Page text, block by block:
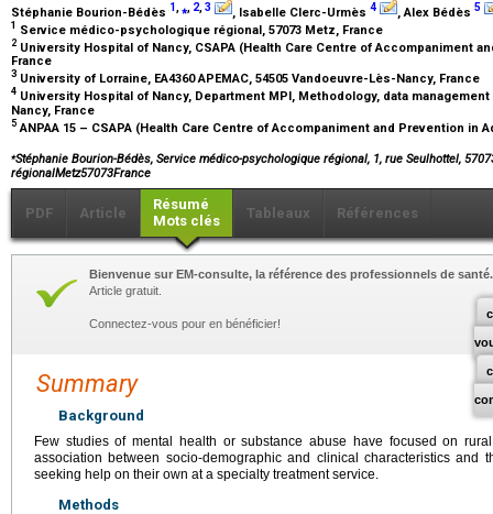
Stéphanie Bourion-Bédès 1,⁎, 2,3 , Isabelle Clerc-Urmès 4 , Alex Bédès 5
1 Service médico-psychologique régional, 57073 Metz, France
2 University Hospital of Nancy, CSAPA (Health Care Centre of Accompaniment
France
3 University of Lorraine, EA4360 APEMAC, 54505 Vandoeuvre-Lès-Nancy, France
4 University Hospital of Nancy, Department MPI, Methodology, data
Nancy, France
5 ANPAA 15 – CSAPA (Health Care Centre of Accompaniment and Prevention in
⁎Stéphanie Bourion-Bédès, Service médico-psychologique régional, 1, rue Seulhottel,
régionalMetz57073France
PDF Article
Résumé
Mots clés
Tableaux Références
Bienvenue sur EM-consulte, la référence des professionnels de santé.
Article gratuit.
Connectez-vous pour en bénéficier!
Summary
Background
Few studies of mental health or substance abuse have focused on
association between socio-demographic and clinical characteristics and
seeking help on their own at a specialty treatment service.
Methods